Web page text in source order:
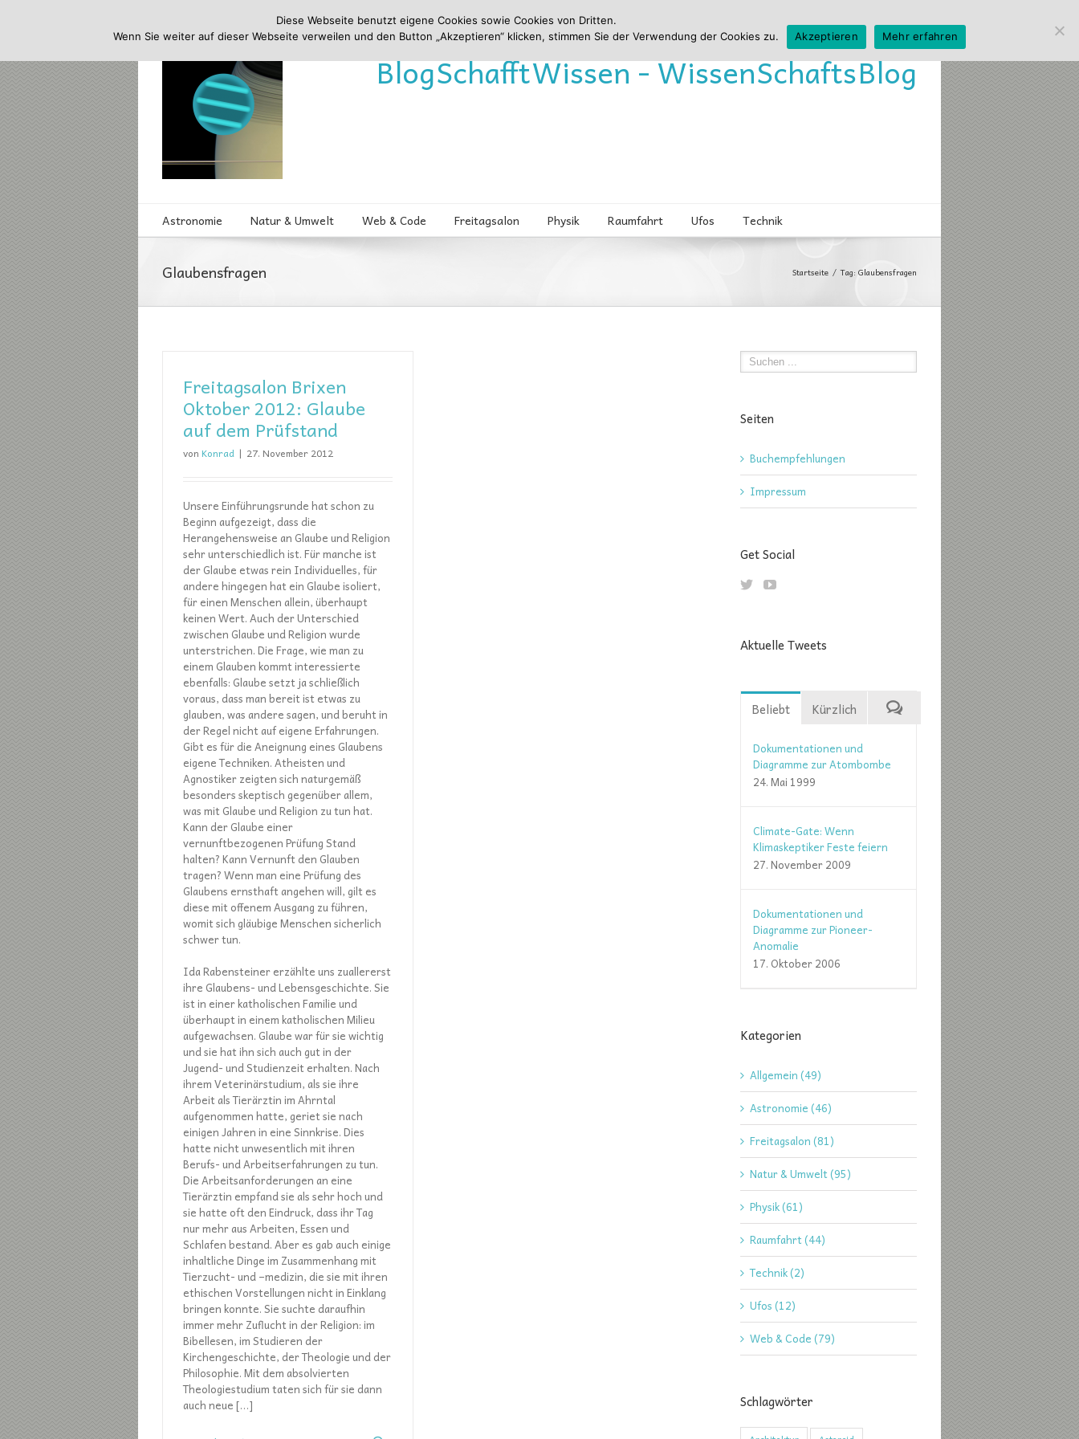
BlogSchafftWissen - WissenSchaftsBlog
Astronomie Natur & Umwelt Web & Code Freitagsalon Physik Raumfahrt Ufos Technik
Glaubensfragen Startseite Tag: Glaubensfragen
Freitagsalon Brixen
Oktober 2012: Glaube
auf dem Prüfstand
von Konrad | 27. November 2012
Unsere Einführungsrunde hat schon zu
Beginn aufgezeigt, dass die
Herangehensweise an Glaube und Religion
sehr unterschiedlich ist. Für manche ist
der Glaube etwas rein Individuelles, für
andere hingegen hat ein Glaube isoliert,
für einen Menschen allein, überhaupt
keinen Wert. Auch der Unterschied
zwischen Glaube und Religion wurde
unterstrichen. Die Frage, wie man zu
einem Glauben kommt interessierte
ebenfalls: Glaube setzt ja schließlich
voraus, dass man bereit ist etwas zu
glauben, was andere sagen, und beruht in
der Regel nicht auf eigene Erfahrungen.
Gibt es für die Aneignung eines Glaubens
eigene Techniken. Atheisten und
Agnostiker zeigten sich naturgemäß
besonders skeptisch gegenüber allem,
was mit Glaube und Religion zu tun hat.
Kann der Glaube einer
vernunftbezogenen Prüfung Stand
halten? Kann Vernunft den Glauben
tragen? Wenn man eine Prüfung des
Glaubens ernsthaft angehen will, gilt es
diese mit offenem Ausgang zu führen,
womit sich gläubige Menschen sicherlich
schwer tun.
Ida Rabensteiner erzählte uns zuallererst
ihre Glaubens- und Lebensgeschichte. Sie
ist in einer katholischen Familie und
überhaupt in einem katholischen Milieu
aufgewachsen. Glaube war für sie wichtig
und sie hat ihn sich auch gut in der
Jugend- und Studienzeit erhalten. Nach
ihrem Veterinärstudium, als sie ihre
Arbeit als Tierärztin im Ahrntal
aufgenommen hatte, geriet sie nach
einigen Jahren in eine Sinnkrise. Dies
hatte nicht unwesentlich mit ihren
Berufs- und Arbeitserfahrungen zu tun.
Die Arbeitsanforderungen an eine
Tierärztin empfand sie als sehr hoch und
sie hatte oft den Eindruck, dass ihr Tag
nur mehr aus Arbeiten, Essen und
Schlafen bestand. Aber es gab auch einige
inhaltliche Dinge im Zusammenhang mit
Tierzucht- und –medizin, die sie mit ihren
ethischen Vorstellungen nicht in Einklang
bringen konnte. Sie suchte daraufhin
immer mehr Zuflucht in der Religion: im
Bibellesen, im Studieren der
Kirchengeschichte, der Theologie und der
Philosophie. Mit dem absolvierten
Theologiestudium taten sich für sie dann
auch neue […]
Seiten
Buchempfehlungen
Impressum
Get Social
Aktuelle Tweets
Beliebt Kürzlich
Dokumentationen und
Diagramme zur Atombombe
24. Mai 1999
Climate-Gate: Wenn
Klimaskeptiker Feste feiern
27. November 2009
Dokumentationen und
Diagramme zur Pioneer-
Anomalie
17. Oktober 2006
Kategorien
Allgemein (49)
Astronomie (46)
Freitagsalon (81)
Natur & Umwelt (95)
Physik (61)
Raumfahrt (44)
Technik (2)
Ufos (12)
Web & Code (79)
Schlagwörter
Diese Webseite benutzt eigene Cookies sowie Cookies von Dritten.
Wenn Sie weiter auf dieser Webseite verweilen und den Button „Akzeptieren“ klicken, stimmen Sie der Verwendung der Cookies zu.
Akzeptieren Mehr erfahren